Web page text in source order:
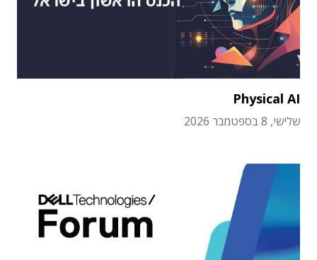
Physical AI
שלישי, 8 בספטמבר 2026